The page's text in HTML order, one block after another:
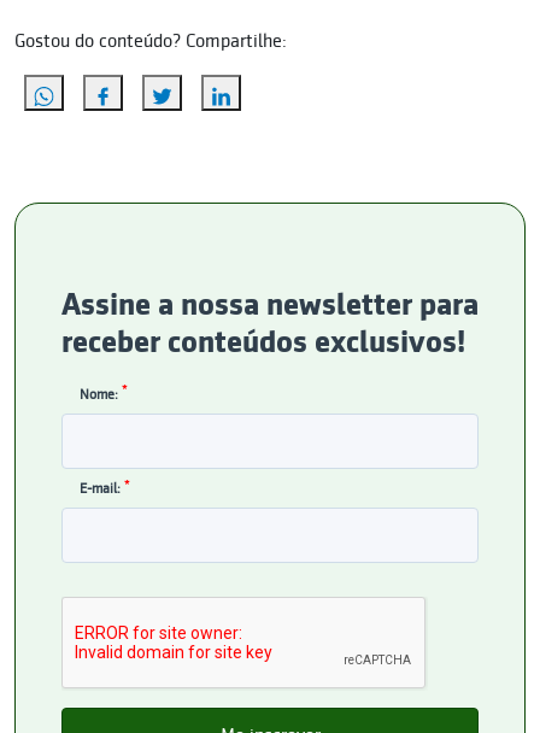
Gostou do conteúdo? Compartilhe:
Assine a nossa newsletter para
receber conteúdos exclusivos!
Nome: *
E-mail: *